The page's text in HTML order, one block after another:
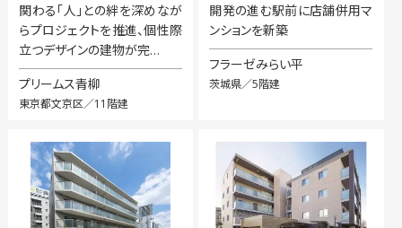
関わる「人」との絆を深めなが
らプロジェクトを推進、個性際
立つデザインの建物が完…
プリームス青柳
東京都文京区／11階建
開発の進む駅前に店舗併用マ
ンションを新築
フラーゼみらい平
茨城県／5階建